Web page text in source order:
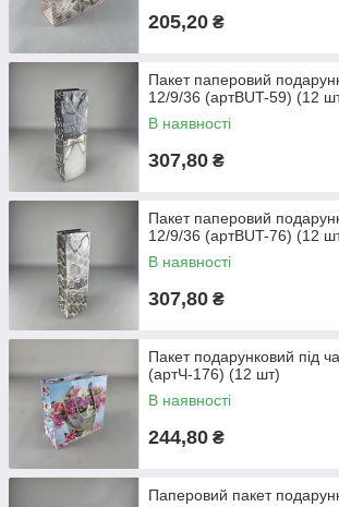
205,20 ₴
Пакет паперовий
12/9/36 (артBUT-59) (12
В наявності
307,80 ₴
Пакет паперовий
12/9/36 (артBUT-76) (12
В наявності
307,80 ₴
Пакет подарунковий під
(артЧ-176) (12 шт)
В наявності
244,80 ₴
Паперовий пакет